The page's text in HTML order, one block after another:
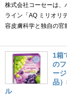
株式会社コーセーは、
ライン「AQ ミリオリ
容皮膚科学と独自の
1箱
の
ー
品
ル